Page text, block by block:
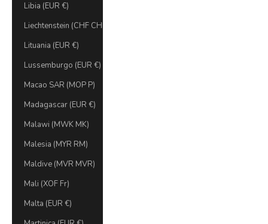
Libia (EUR €)
Liechtenstein (CHF CHF)
Lituania (EUR €)
Lussemburgo (EUR €)
Macao SAR (MOP P)
Madagascar (EUR €)
Malawi (MWK MK)
Malesia (MYR RM)
Maldive (MVR MVR)
Mali (XOF Fr)
Malta (EUR €)